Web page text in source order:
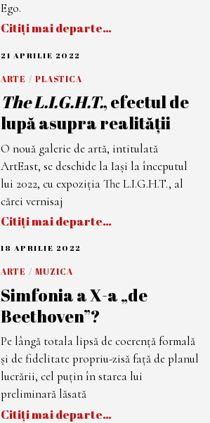
Ego.
Citiți mai departe…
21 APRILIE 2022
R
I
I
2
0
2
2
ARTE / PLASTICA
The L.I.G.H.T., efectul de
lupă asupra realității
O nouă galerie de artă, intitulată
ArtEast, se deschide la Iași la începutul
lui 2022, cu expoziția The L.I.G.H.T., al
cărei vernisaj
Citiți mai departe…
18 APRILIE 2022
I
L
I
2
2
2
ARTE / MUZICA
Simfonia a X-a „de
Beethoven”?
Pe lângă totala lipsă de coerență formală
și de fidelitate propriu-zisă față de planul
lucrării, cel puțin în starea lui
preliminară lăsată
Citiți mai departe…